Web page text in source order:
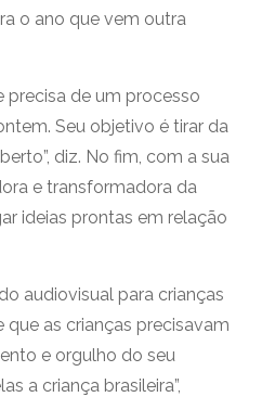
o ano que vem outra
precisa de um processo
Seu objetivo é tirar da
diz. No fim, com a sua
e transformadora da
ideias prontas em relação
audiovisual para crianças
que as crianças precisavam
e orgulho do seu
a criança brasileira”,